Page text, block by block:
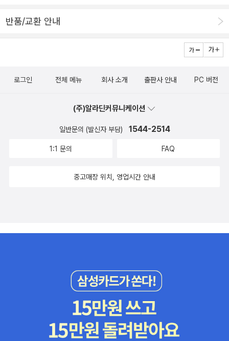
반품/교환 안내
로그인 전체 메뉴 회사 소개 출판사 안내 PC 버전
(주)알라딘커뮤니케이션
일반문의 (발신자 부담) 1544-2514
1:1 문의 FAQ
중고매장 위치, 영업시간 안내